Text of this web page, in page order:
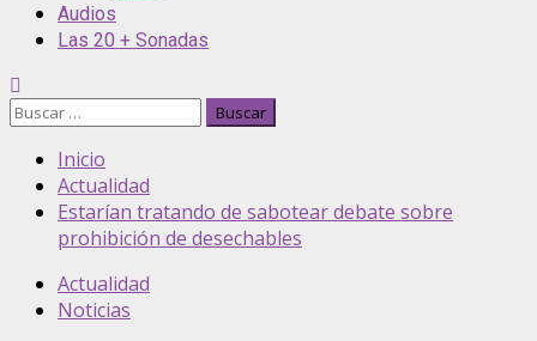
Audios
Las 20 + Sonadas
Inicio
Actualidad
Estarían tratando de sabotear debate sobre
prohibición de desechables
Actualidad
Noticias